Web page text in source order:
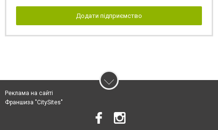
Додати підприємство
Реклама на сайті
Франшиза "CitySites"